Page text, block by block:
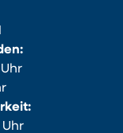
Uhr